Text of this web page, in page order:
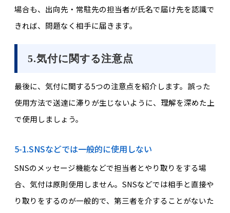
場合も、出向先・常駐先の担当者が氏名で届け先を認識で
きれば、問題なく相手に届きます。
5.気付に関する注意点
最後に、気付に関する5つの注意点を紹介します。誤った
使用方法で送達に滞りが生じないように、理解を深めた上
で使用しましょう。
5-1.SNSなどでは一般的に使用しない
SNSのメッセージ機能などで担当者とやり取りをする場
合、気付は原則使用しません。SNSなどでは相手と直接や
り取りをするのが一般的で、第三者を介することがないた